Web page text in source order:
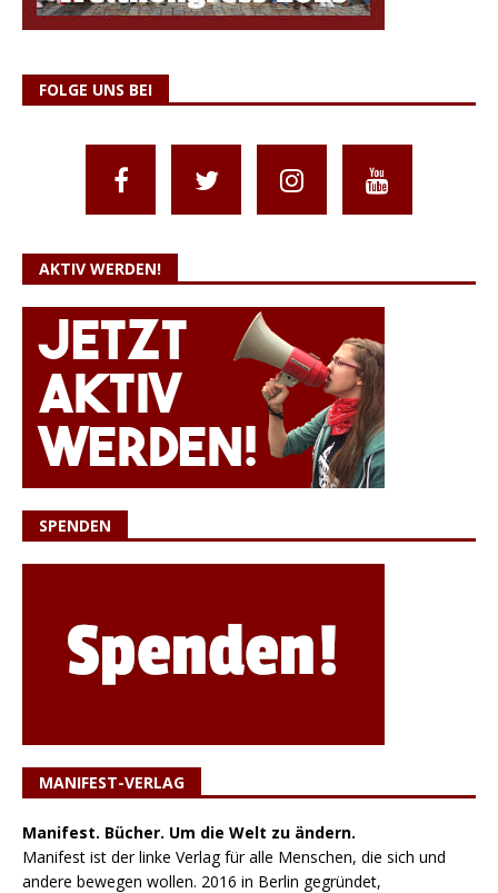
FOLGE UNS BEI
AKTIV WERDEN!
SPENDEN
MANIFEST-VERLAG
Manifest. Bücher. Um die Welt zu ändern.
Manifest ist der linke Verlag für alle Menschen, die sich und
andere bewegen wollen. 2016 in Berlin gegründet,